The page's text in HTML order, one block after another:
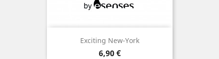
Exciting New-York
Prix
6,90 €